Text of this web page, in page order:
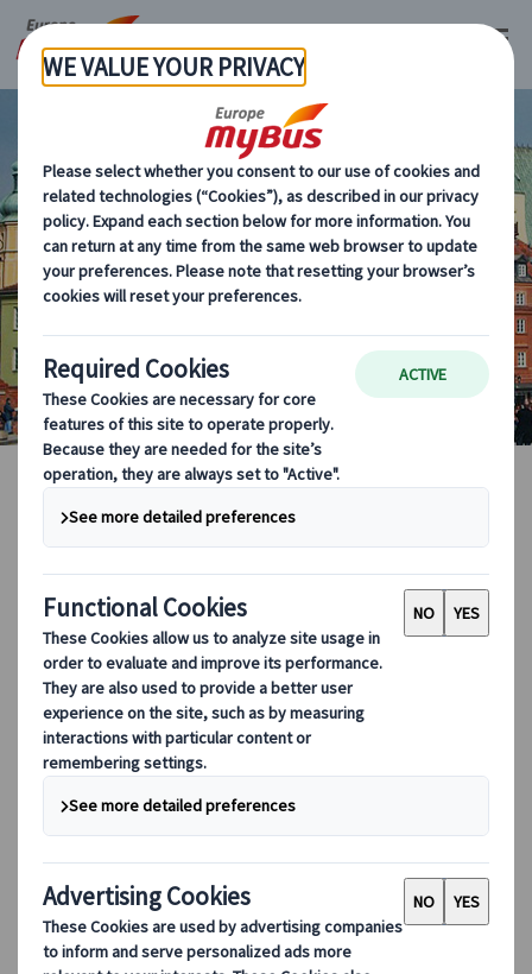
ポーランド
海外現地オプショナルツアー
マイバス・ヨーロッパ ポーランド (17)
カテゴリーから探す
出発都市から選ぶ
ワルシャワ
美しく復元された歴史を感じ
る街